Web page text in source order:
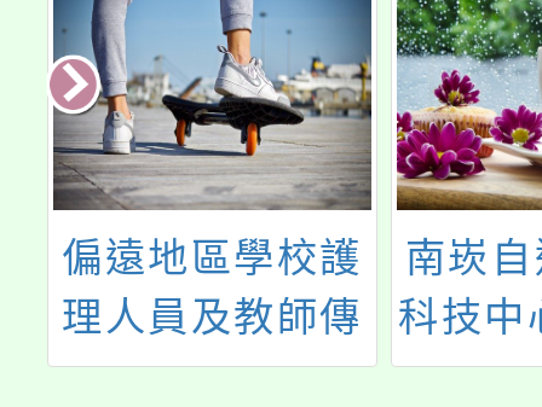
偏遠地區學校護
理人員及教師傳
染病防治研習-桃
南崁
科技中
月份